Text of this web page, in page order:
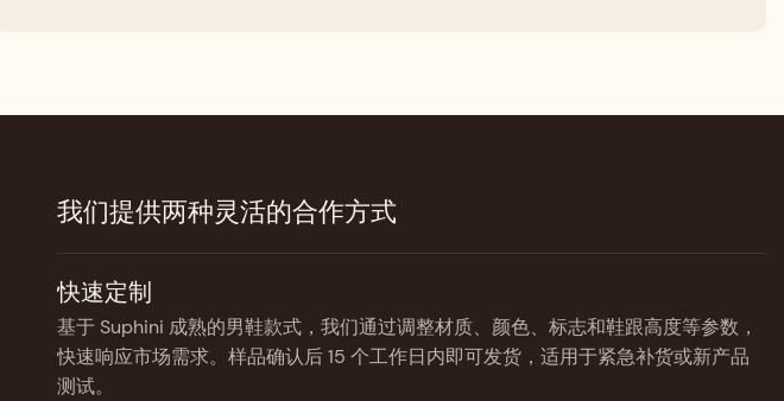
我们提供两种灵活的合作方式
快速定制
基于 Suphini 成熟的男鞋款式，我们通过调整材质、颜色、标志和鞋跟高度等参数，
快速响应市场需求。样品确认后 15 个工作日内即可发货，适用于紧急补货或新产品
测试。